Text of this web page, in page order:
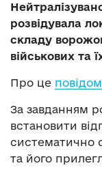
розвідувала
складу
військових та
Про це
За завданням
встановити
систематично
та його